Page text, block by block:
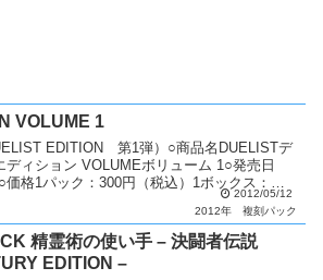
VOLUME 1
EDITION 第1弾）○商品名DUELISTデ
ディション VOLUMEボリューム 1○発売日
格1パック：300円（税込）1ボックス：
2012/05/12
2012年
複刻パック
精霊術の使い手 – 決闘者伝説
EDITION –